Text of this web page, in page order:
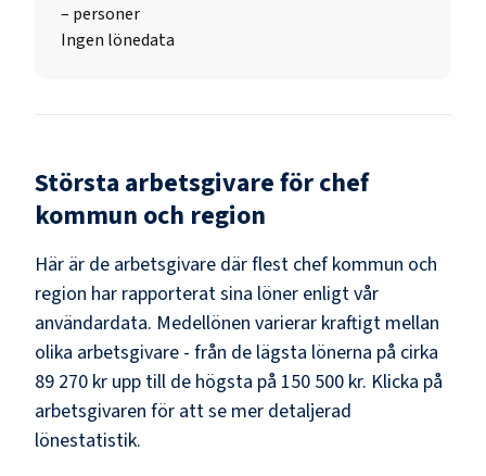
– personer
Ingen lönedata
Största arbetsgivare förchef
kommun och region
Här är de arbetsgivare där flest chef kommun och
region har rapporterat sina löner enligt vår
användardata. Medellönen varierar kraftigt mellan
olika arbetsgivare - från de lägsta lönerna på cirka
89 270 kr upp till de högsta på 150 500 kr. Klicka på
arbetsgivaren för att se mer detaljerad
lönestatistik.